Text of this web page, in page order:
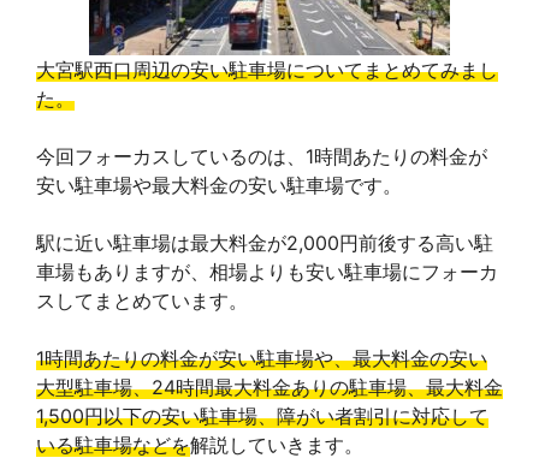
大宮駅西口周辺の安い駐車場についてまとめてみまし
た。
今回フォーカスしているのは、1時間あたりの料金が
安い駐車場や最大料金の安い駐車場です。
駅に近い駐車場は最大料金が2,000円前後する高い駐
車場もありますが、相場よりも安い駐車場にフォーカ
スしてまとめています。
1時間あたりの料金が安い駐車場や、最大料金の安い
大型駐車場、24時間最大料金ありの駐車場、最大料金
1,500円以下の安い駐車場、障がい者割引に対応して
いる駐車場などを解説していきます。